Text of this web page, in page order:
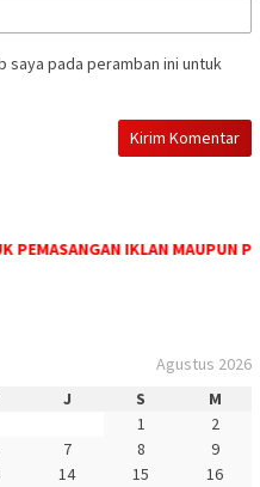
saya pada peramban ini untuk
IKLAN MAUPUN
Agustus 2026
J S
M
1
2
7 8
9
14 15
16